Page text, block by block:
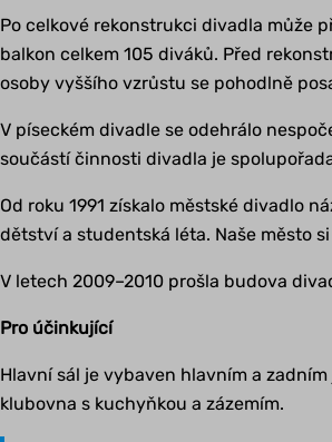
Po celkové rekonstrukci divadla může
balkon celkem 105 diváků. Před
osoby vyššího vzrůstu se pohodlně
V píseckém divadle se odehrálo
součástí činnosti divadla je
Od roku 1991 získalo městské divadlo
dětství a studentská léta. Naše město
V letech 2009–2010 prošla budova
Pro účinkující
Hlavní sál je vybaven hlavním a
klubovna s kuchyňkou a zázemím.